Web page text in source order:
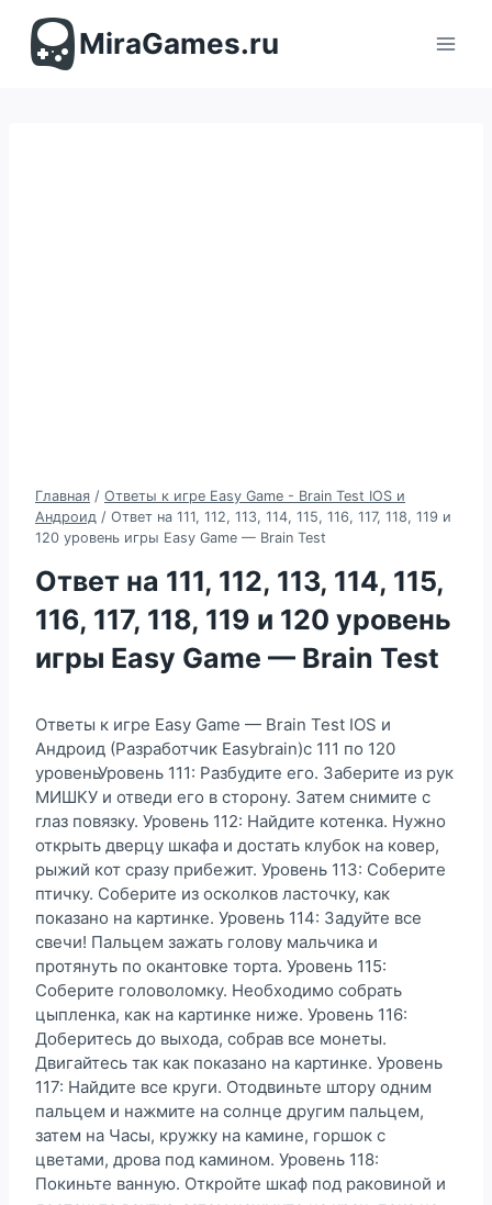
содержимомуMiraGames.ru
Главная / Ответы к игре Easy Game - Brain Test IOS и
Андроид / Ответ на 111, 112, 113, 114, 115, 116, 117, 118, 119 и
120 уровень игры Easy Game — Brain Test
Ответ на 111, 112, 113, 114, 115,
116, 117, 118, 119 и 120 уровень
игры Easy Game — Brain Test
Ответы к игре Easy Game — Brain Test IOS и
Андроид (Разработчик Easybrain)с 111 по 120
уровеньУровень 111: Разбудите его. Заберите из рук
МИШКУ и отведи его в сторону. Затем снимите с
глаз повязку. Уровень 112: Найдите котенка. Нужно
открыть дверцу шкафа и достать клубок на ковер,
рыжий кот сразу прибежит. Уровень 113: Соберите
птичку. Соберите из осколков ласточку, как
показано на картинке. Уровень 114: Задуйте все
свечи! Пальцем зажать голову мальчика и
протянуть по окантовке торта. Уровень 115:
Соберите головоломку. Необходимо собрать
цыпленка, как на картинке ниже. Уровень 116:
Доберитесь до выхода, собрав все монеты.
Двигайтесь так как показано на картинке. Уровень
117: Найдите все круги. Отодвиньте штору одним
пальцем и нажмите на солнце другим пальцем,
затем на Часы, кружку на камине, горшок с
цветами, дрова под камином. Уровень 118:
Покиньте ванную. Откройте шкаф под раковиной и